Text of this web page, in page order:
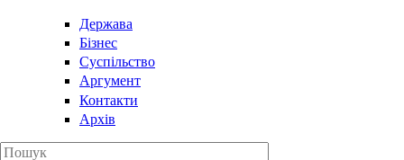
Держава
Бізнес
Суспільство
Аргумент
Контакти
Архів